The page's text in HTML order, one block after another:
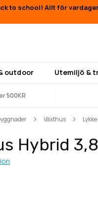
to school! Allt för
outdoor Utemiljö &
500KR
Växthus
Hybrid